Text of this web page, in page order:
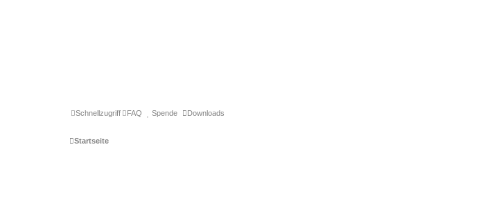
Schnellzugriff FAQ Spende Downloads
Startseite